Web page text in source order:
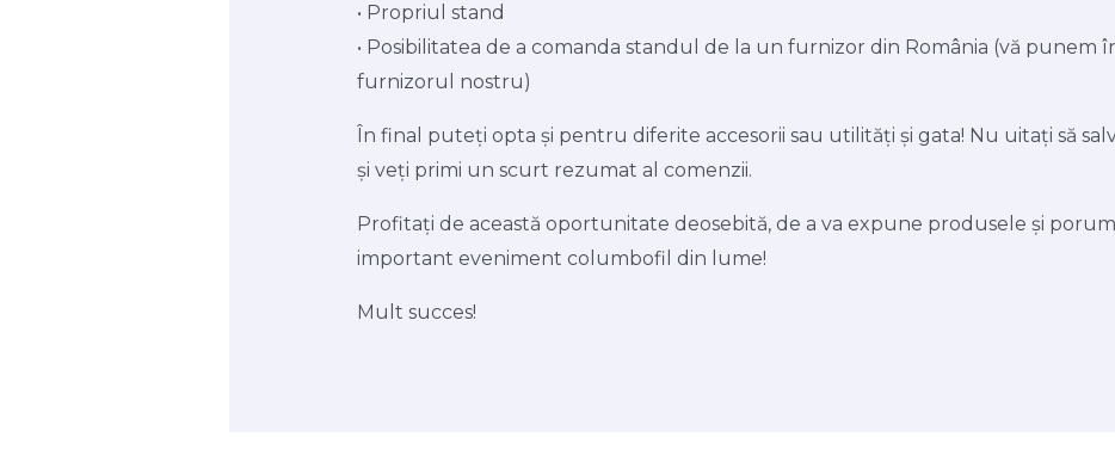
• Propriul stand
• Posibilitatea de a comanda standul de la un furnizor din România (vă punem
furnizorul nostru)
În final puteți opta și pentru diferite accesorii sau utilități și gata! Nu uitați să
și veți primi un scurt rezumat al comenzii.
Profitați de această oportunitate deosebită, de a va expune produsele și
important eveniment columbofil din lume!
Mult succes!